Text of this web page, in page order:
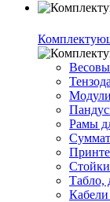
Модули
Рамы
Табло,
Кабели